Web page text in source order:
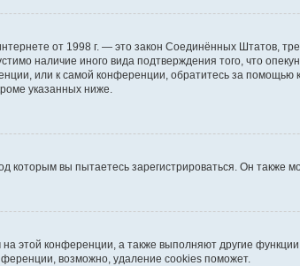
от 1998 г. — это закон Соединённых Штатов,
наличие иного вида подтверждения того, что
или к самой конференции, обратитесь за помощью
указанных ниже.
вы пытаетесь зарегистрироваться. Он также
этой конференции, а также выполняют другие
возможно, удаление cookies поможет.